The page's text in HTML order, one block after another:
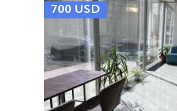
700 USD